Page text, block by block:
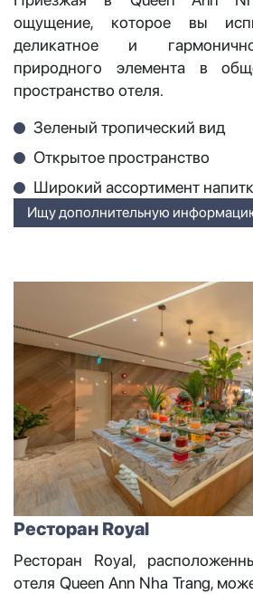
ощущение, которое вы
деликатное и
природного элемента в
пространство отеля.
Зеленый тропический вид
Открытое пространство
Широкий ассортимент
Ищу дополнительную
Ресторан Royal
Ресторан Royal,
отеля Queen Ann Nha Trang,